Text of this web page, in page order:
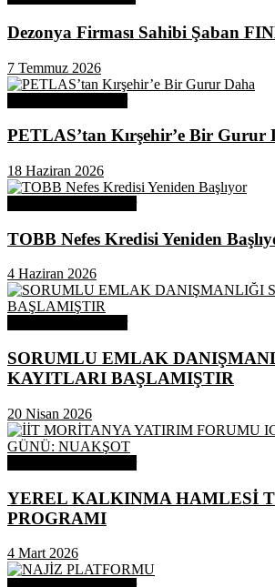
Dezonya Firması Sahibi Şaban
7 Temmuz 2026
PETLAS’tan Kırşehir’e Bir Gurur
18 Haziran 2026
TOBB Nefes Kredisi Yeniden
4 Haziran 2026
SORUMLU EMLAK
KAYITLARI BAŞLAMIŞTIR
20 Nisan 2026
YEREL KALKINMA HAMLESİ
PROGRAMI
4 Mart 2026